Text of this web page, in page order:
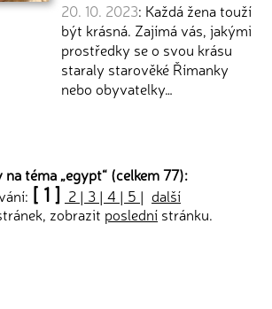
20. 10. 2023: Každá žena touží
být krásná. Zajímá vás, jakými
prostředky se o svou krásu
staraly starověké Římanky
nebo obyvatelky…
na téma „egypt“ (celkem 77):
[ 1 ] 2 | 3 | 4 | 5 | další
zobrazit poslední stránku.